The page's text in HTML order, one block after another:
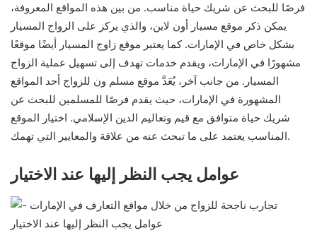
فرصًا للبحث عن شريك حياة مناسب. من بين هذه المواقع المعروفة،
يمكن ذكر موقع مسيار أون لاين، والذي يركز على الزواج المسيار
بشكل خاص في الإمارات. كما يعتبر موقع زاوج المسيار أيضًا موقعًا
مشهورًا في الإمارات، ويقدم خدمات تهدف إلى تسهيل عملية الزواج
المسيار. من جانب آخر، يُعَدَّ موقع مسلم ون للزواج أحد المواقع
المشهورة في الإمارات، حيث يقدم فرصًا للمسلمين للبحث عن
شريك حياة متوافق مع قيم وتعاليم الدين الإسلامي. اختيار الموقع
المناسب يعتمد على ما تبحث عنه من علاقة والمعايير التي تهمك.
عوامل يجب النظر إليها عند الاختيار